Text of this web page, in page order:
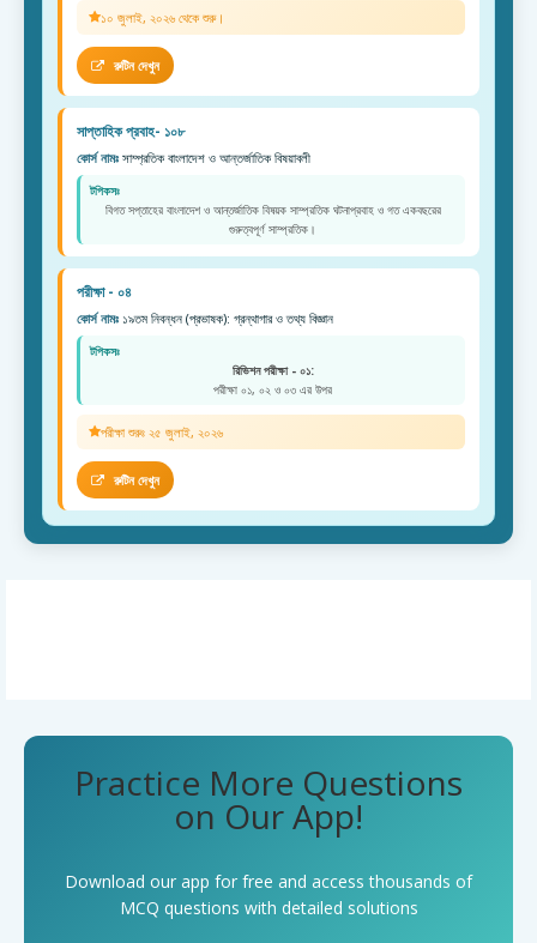
১০ জুলাই, ২০২৬ থেকে শুরু।
রুটিন দেখুন
সাপ্তাহিক প্রবাহ- ১০৮
কোর্স নামঃ সাম্প্রতিক বাংলাদেশ ও আন্তর্জাতিক বিষয়াবলী
টপিকসঃ
বিগত সপ্তাহের বাংলাদেশ ও আন্তর্জাতিক বিষয়ক সাম্প্রতিক ঘটনাপ্রবাহ ও গত একবছরের
গুরুত্বপূর্ণ সাম্প্রতিক।
পরীক্ষা - ০৪
কোর্স নামঃ ১৯তম নিবন্ধন (প্রভাষক): গ্রন্থাগার ও তথ্য বিজ্ঞান
টপিকসঃ
রিভিশন পরীক্ষা - ০১:
পরীক্ষা ০১, ০২ ও ০৩ এর উপর
পরীক্ষা শুরুঃ ২৫ জুলাই, ২০২৬
রুটিন দেখুন
Practice More Questions
on Our App!
Download our app for free and access thousands of
MCQ questions with detailed solutions